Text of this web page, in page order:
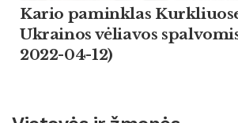
Kario paminklas
Ukrainos vėliavos
2022-04-12)